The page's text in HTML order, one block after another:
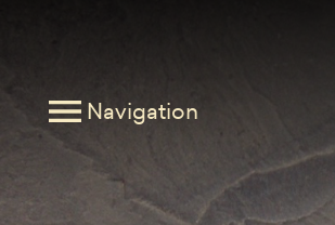
Navigation